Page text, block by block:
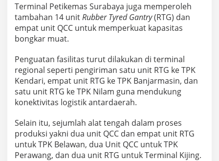
Terminal Petikemas Surabaya juga memperoleh
tambahan 14 unitRubber Tyred Gantry(RTG) dan
empat unit QCC untuk memperkuat kapasitas
bongkar muat.
Penguatan fasilitas turut dilakukan di terminal
regional seperti pengiriman satu unit RTG ke TPK
Kendari, empat unit RTG ke TPK Banjarmasin, dan
satu unit RTG ke TPK Nilam guna mendukung
konektivitas logistik antardaerah.
Selain itu, sejumlah alat tengah dalam proses
produksi yakni dua unit QCC dan empat unit RTG
untuk TPK Belawan, dua Unit QCC untuk TPK
Perawang, dan dua unit RTG untuk Terminal Kijing.